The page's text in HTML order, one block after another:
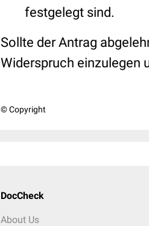
festgelegt sind.
Sollte der Antrag
Widerspruch einzulegen
© Copyright
DocCheck
About Us